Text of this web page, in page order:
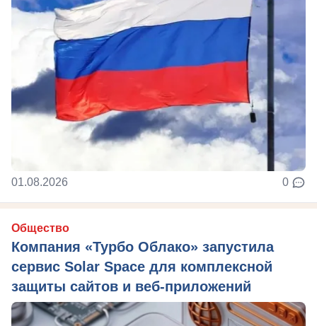
01.08.2026 0
Общество
Компания «Турбо Облако» запустила
сервис Solar Space для комплексной
защиты сайтов и веб-приложений